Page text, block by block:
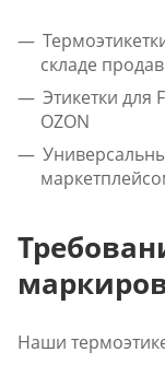
складе
Этикетки для
OZON
Наши